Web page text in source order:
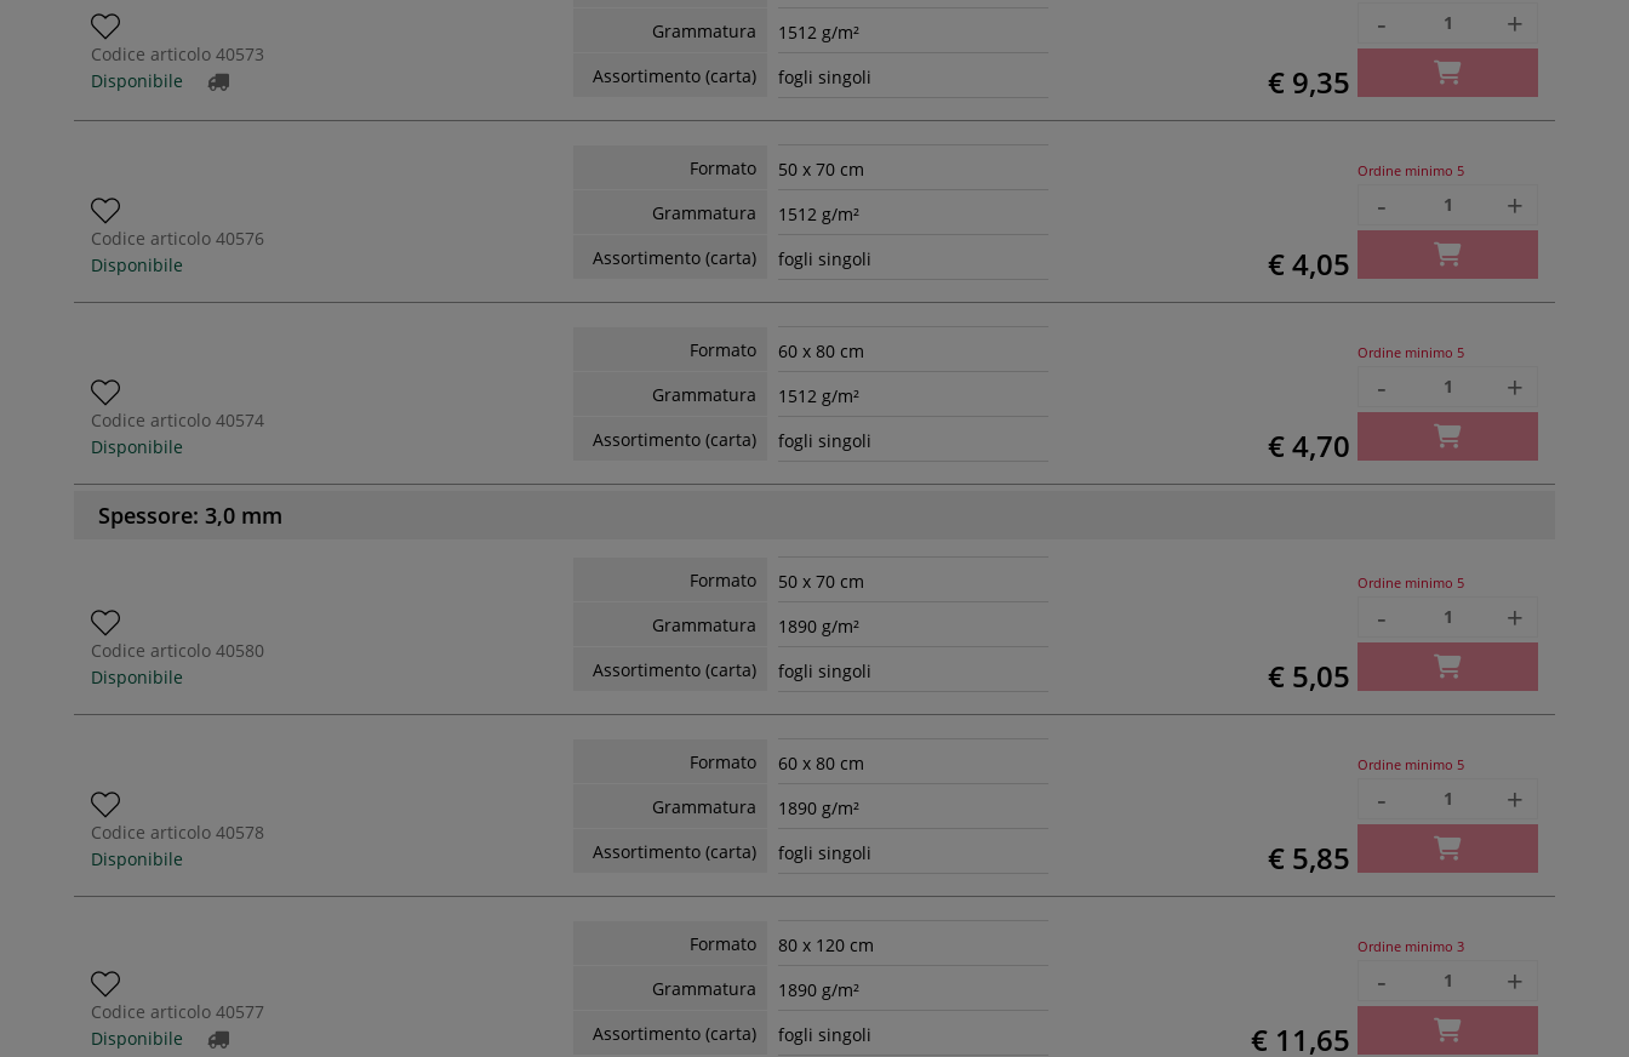
Codice articolo 40573
Disponibile
Grammatura
1512 g/m²
Assortimento (carta)
fogli singoli € 9,35
- +
Codice articolo 40576
Disponibile
Formato
50 x 70 cm
Grammatura
1512 g/m²
Assortimento (carta)
fogli singoli € 4,05
Ordine minimo 5
- +
Codice articolo 40574
Disponibile
Formato
60 x 80 cm
Grammatura
1512 g/m²
Assortimento (carta)
fogli singoli € 4,70
Ordine minimo 5
- +
Spessore: 3,0 mm
Codice articolo 40580
Disponibile
Formato
50 x 70 cm
Grammatura
1890 g/m²
Assortimento (carta)
fogli singoli € 5,05
Ordine minimo 5
- +
Codice articolo 40578
Disponibile
Formato
60 x 80 cm
Grammatura
1890 g/m²
Assortimento (carta)
fogli singoli € 5,85
Ordine minimo 5
- +
Codice articolo 40577
Disponibile
Formato
80 x 120 cm
Grammatura
1890 g/m²
Assortimento (carta)
fogli singoli € 11,65
Ordine minimo 3
- +